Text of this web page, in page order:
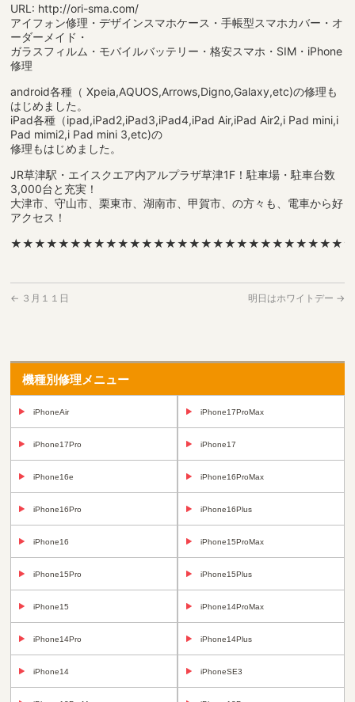
URL: http://ori-sma.com/
アイフォン修理・デザインスマホケース・手帳型スマホカバー・オ
ーダーメイド・
ガラスフィルム・モバイルバッテリー・格安スマホ・SIM・iPhone
修理
android各種（ Xpeia,AQUOS,Arrows,Digno,Galaxy,etc)の修理も
はじめました。
iPad各種（ipad,iPad2,iPad3,iPad4,iPad Air,iPad Air2,i Pad mini,i
Pad mimi2,i Pad mini 3,etc)の
修理もはじめました。
JR草津駅・エイスクエア内アルプラザ草津1F！駐車場・駐車台数
3,000台と充実！
大津市、守山市、栗東市、湖南市、甲賀市、の方々も、電車から好
アクセス！
← ３月１１日 明日はホワイトデー →
機種別修理メニュー
iPhoneAir iPhone17ProMax
iPhone17Pro iPhone17
iPhone16e iPhone16ProMax
iPhone16Pro iPhone16Plus
iPhone16 iPhone15ProMax
iPhone15Pro iPhone15Plus
iPhone15 iPhone14ProMax
iPhone14Pro iPhone14Plus
iPhone14 iPhoneSE3